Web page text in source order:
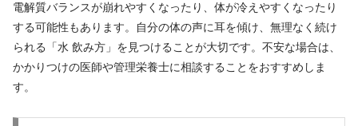
電解質バランスが崩れやすくなったり、体が冷えやすくなったり
する可能性もあります。自分の体の声に耳を傾け、無理なく続け
られる「水 飲み方」を見つけることが大切です。不安な場合は、
かかりつけの医師や管理栄養士に相談することをおすすめしま
す。